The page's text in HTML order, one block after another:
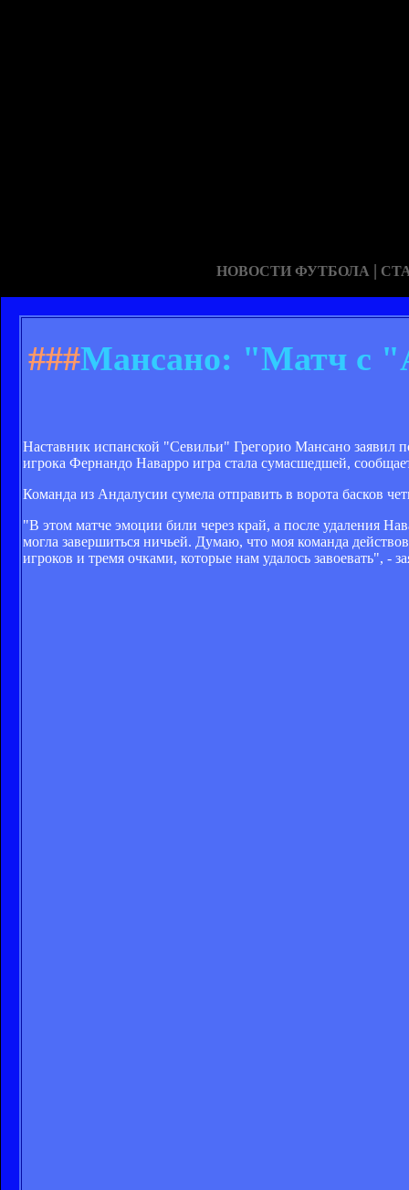
НОВОСТИ ФУТБОЛА |
###Мансано: "Матч с
Наставник испанской "Севильи" Грегорио Мансано заявил
игрока Фернандо Наварро игра стала сумасшедшей,
Команда из Андалусии сумела отправить в ворота басков
"В этом матче эмоции били через край, а после удаления
могла завершиться ничьей. Думаю, что моя команда
игроков и тремя очками, которые нам удалось завоевать", -